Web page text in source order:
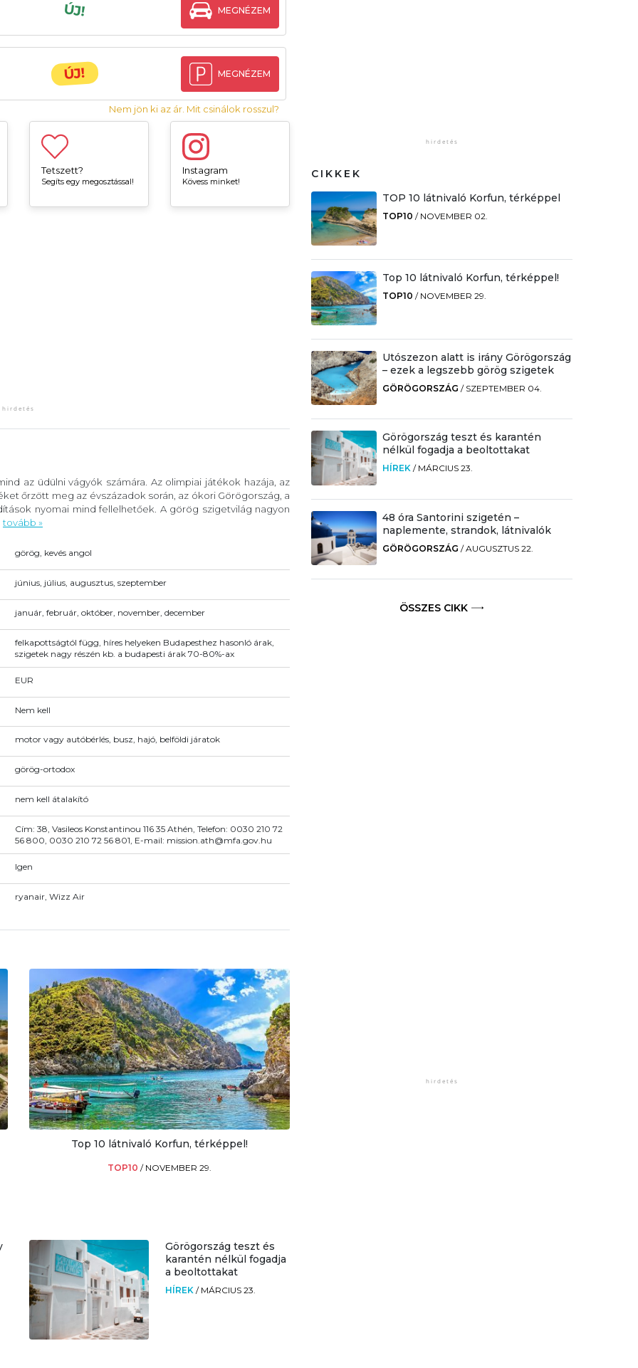
ÚJ! MEGNÉZEM
ÚJ! MEGNÉZEM
Nem jön ki az ár. Mit csinálok rosszul?
Tetszett?
Segíts egy megosztással!
Instagram
Kövess minket!
az üdülni vágyók számára. Az olimpiai játékok hazája, az
őrzött meg az évszázadok során, az ókori Görögország, a
nyomai mind fellelhetőek. A görög szigetvilág nagyon
tovább »
görög, kevés angol
június, július, augusztus, szeptember
január, február, október, november, december
felkapottságtól függ, híres helyeken Budapesthez hasonló árak,
szigetek nagy részén kb. a budapesti árak 70-80%-ax
EUR
Nem kell
motor vagy autóbérlés, busz, hajó, belföldi járatok
görög-ortodox
nem kell átalakító
Cím: 38, Vasileos Konstantinou 116 35 Athén, Telefon: 0030 210 72
56 800, 0030 210 72 56 801, E-mail: mission.ath@mfa.gov.hu
Igen
ryanair, Wizz Air
Top 10 látnivaló Korfun, térképpel!
TOP10 / NOVEMBER 29.
Görögország teszt és
karantén nélkül fogadja
a beoltottakat
HÍREK / MÁRCIUS 23.
CIKKEK
TOP 10 látnivaló Korfun, térképpel
TOP10 / NOVEMBER 02.
Top 10 látnivaló Korfun, térképpel!
TOP10 / NOVEMBER 29.
Utószezon alatt is irány Görögország
– ezek a legszebb görög szigetek
GÖRÖGORSZÁG / SZEPTEMBER 04.
Görögország teszt és karantén
nélkül fogadja a beoltottakat
HÍREK / MÁRCIUS 23.
48 óra Santorini szigetén –
naplemente, strandok, látnivalók
GÖRÖGORSZÁG /AUGUSZTUS 22.
ÖSSZES CIKK